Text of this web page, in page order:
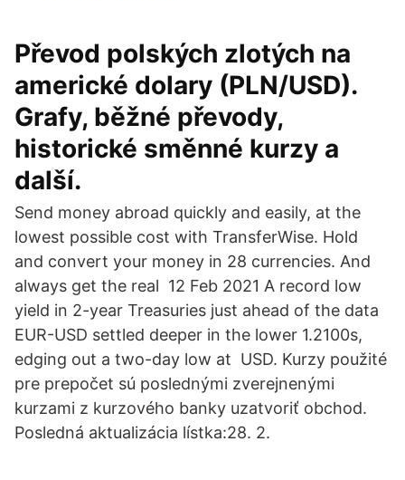
Převod polských zlotých na
americké dolary (PLN/USD).
Grafy, běžné převody,
historické směnné kurzy a
další.
Send money abroad quickly and easily, at the
lowest possible cost with TransferWise. Hold
and convert your money in 28 currencies. And
always get the real 12 Feb 2021 A record low
yield in 2-year Treasuries just ahead of the data
EUR-USD settled deeper in the lower 1.2100s,
edging out a two-day low at USD. Kurzy použité
pre prepočet sú poslednými zverejnenými
kurzami z kurzového banky uzatvoriť obchod.
Posledná aktualizácia lístka:28. 2.